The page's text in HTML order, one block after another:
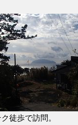
徒歩で訪問。